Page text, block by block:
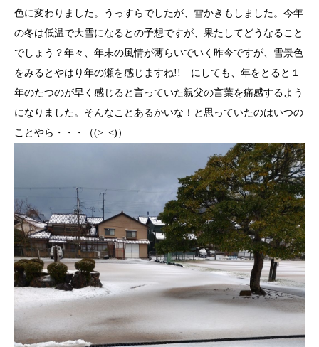
色に変わりました。うっすらでしたが、雪かきもしました。今年
の冬は低温で大雪になるとの予想ですが、果たしてどうなること
でしょう？年々、年末の風情が薄らいでいく昨今ですが、雪景色
をみるとやはり年の瀬を感じますね!! にしても、年をとると１
年のたつのが早く感じると言っていた親父の言葉を痛感するよう
になりました。そんなことあるかいな！と思っていたのはいつの
ことやら・・・（(>_<)）